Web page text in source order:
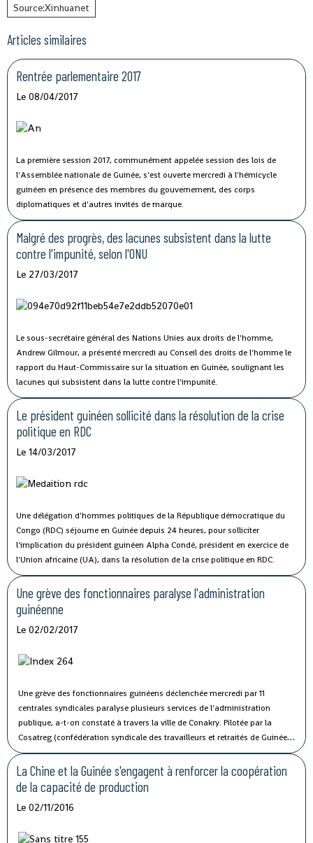
Source:Xinhuanet
Articles similaires
Rentrée parlementaire 2017
Le 08/04/2017
La première session 2017, communément appelée session des lois de
l'Assemblée nationale de Guinée, s'est ouverte mercredi à l'hémicycle
guinéen en présence des membres du gouvernement, des corps
diplomatiques et d'autres invités de marque.
Malgré des progrès, des lacunes subsistent dans la lutte
contre l'impunité, selon l'ONU
Le 27/03/2017
Le sous-secrétaire général des Nations Unies aux droits de l'homme,
Andrew Gilmour, a présenté mercredi au Conseil des droits de l'homme le
rapport du Haut-Commissaire sur la situation en Guinée, soulignant les
lacunes qui subsistent dans la lutte contre l'impunité.
Le président guinéen sollicité dans la résolution de la crise
politique en RDC
Le 14/03/2017
Une délégation d'hommes politiques de la République démocratique du
Congo (RDC) séjourne en Guinée depuis 24 heures, pour solliciter
l'implication du président guinéen Alpha Condé, président en exercice de
l'Union africaine (UA), dans la résolution de la crise politique en RDC.
Une grève des fonctionnaires paralyse l'administration
guinéenne
Le 02/02/2017
Une grève des fonctionnaires guinéens déclenchée mercredi par 11
centrales syndicales paralyse plusieurs services de l'administration
publique, a-t-on constaté à travers la ville de Conakry. Pilotée par la
Cosatreg (confédération syndicale des travailleurs et retraités de Guinée)
et 10 centrales syndicales, la grève générale d'avertissement de 7 jours
vise à protester contre les mauvaises conditions de vie et de travail des
fonctionnaires du secteur public.
La Chine et la Guinée s'engagent à renforcer la coopération
de la capacité de production
Le 02/11/2016